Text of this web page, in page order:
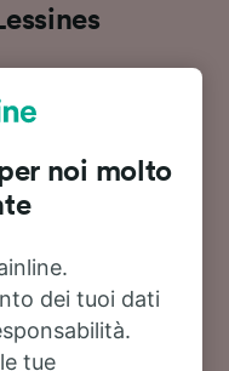
in treno a
Scopri
più adatto a te
Bruxelles
di circa 2 ore 55
Bruxelles
38 treni treni al
noi molto
dei tuoi dati
tue